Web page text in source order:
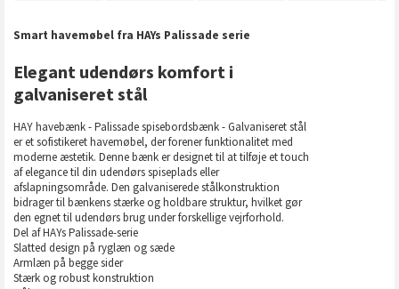
Smart havemøbel fra HAYs Palissade serie
Elegant udendørs komfort i
galvaniseret stål
HAY havebænk - Palissade spisebordsbænk - Galvaniseret stål
er et sofistikeret havemøbel, der forener funktionalitet med
moderne æstetik. Denne bænk er designet til at tilføje et touch
af elegance til din udendørs spiseplads eller
afslapningsområde. Den galvaniserede stålkonstruktion
bidrager til bænkens stærke og holdbare struktur, hvilket gør
den egnet til udendørs brug under forskellige vejrforhold.
Del af HAYs Palissade-serie
Slatted design på ryglæn og sæde
Armlæn på begge sider
Stærk og robust konstruktion